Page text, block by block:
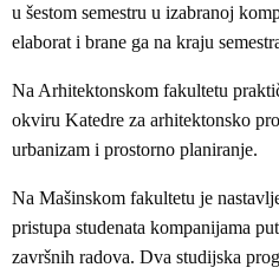
u šestom semestru u izabranoj
elaborat i brane ga na kraju
Na Arhitektonskom fakultetu
okviru Katedre za arhitektonsko
urbanizam i prostorno planiranje.
Na Mašinskom fakultetu je
pristupa studenata kompanijama
završnih radova. Dva studijska